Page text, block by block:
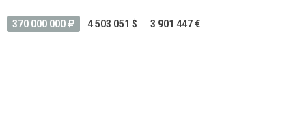
370 000 000 4 503 051 $ 3 901 447 €